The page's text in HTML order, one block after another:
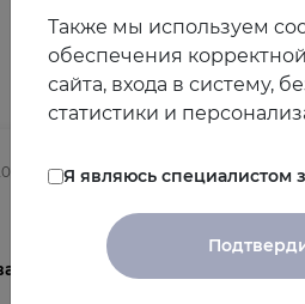
Другие
менопаузе и
гормональной
Также мы используем
обеспечения
сайта, входа в систему,
статистики и
Я являюсь специалистом